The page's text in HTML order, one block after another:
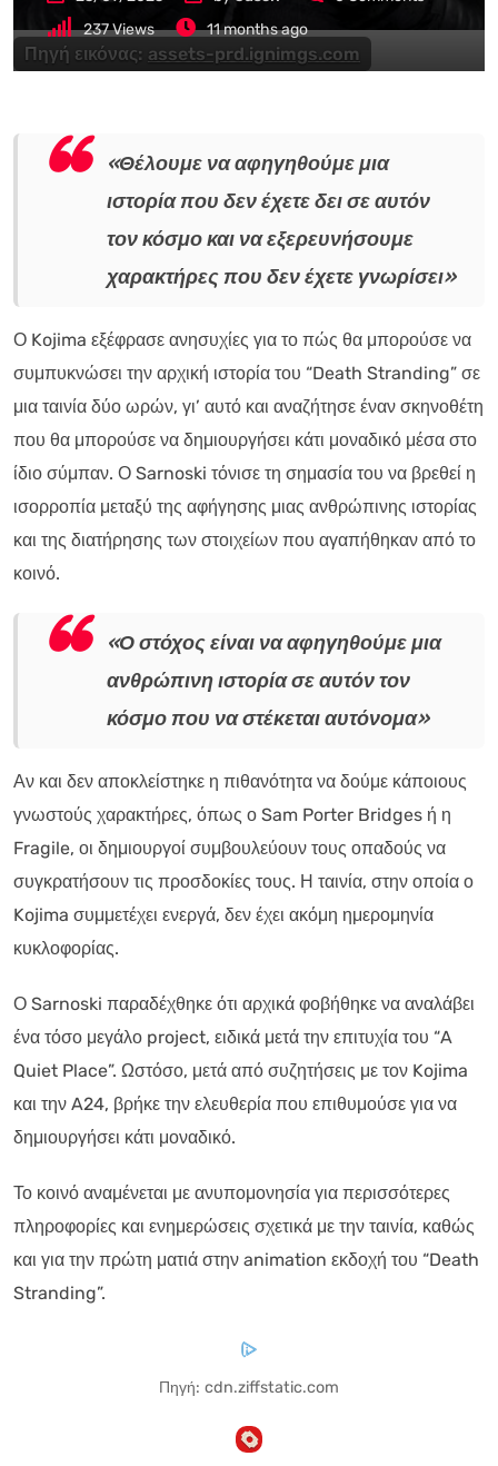
Πηγή εικόνας: assets-prd.ignimgs.com
237Views 11 months ago
«Θέλουμε να αφηγηθούμε μια
ιστορία που δεν έχετε δει σε αυτόν
τον κόσμο και να εξερευνήσουμε
χαρακτήρες που δεν έχετε γνωρίσει»
Ο Kojima εξέφρασε ανησυχίες για το πώς θα μπορούσε να
συμπυκνώσει την αρχική ιστορία του “Death Stranding” σε
μια ταινία δύο ωρών, γι’ αυτό και αναζήτησε έναν σκηνοθέτη
που θα μπορούσε να δημιουργήσει κάτι μοναδικό μέσα στο
ίδιο σύμπαν. Ο Sarnoski τόνισε τη σημασία του να βρεθεί η
ισορροπία μεταξύ της αφήγησης μιας ανθρώπινης ιστορίας
και της διατήρησης των στοιχείων που αγαπήθηκαν από το
κοινό.
«Ο στόχος είναι να αφηγηθούμε μια
ανθρώπινη ιστορία σε αυτόν τον
κόσμο που να στέκεται αυτόνομα»
Αν και δεν αποκλείστηκε η πιθανότητα να δούμε κάποιους
γνωστούς χαρακτήρες, όπως ο Sam Porter Bridges ή η
Fragile, οι δημιουργοί συμβουλεύουν τους οπαδούς να
συγκρατήσουν τις προσδοκίες τους. Η ταινία, στην οποία ο
Kojima συμμετέχει ενεργά, δεν έχει ακόμη ημερομηνία
κυκλοφορίας.
Ο Sarnoski παραδέχθηκε ότι αρχικά φοβήθηκε να αναλάβει
ένα τόσο μεγάλο project, ειδικά μετά την επιτυχία του “A
Quiet Place”. Ωστόσο, μετά από συζητήσεις με τον Kojima
και την A24, βρήκε την ελευθερία που επιθυμούσε για να
δημιουργήσει κάτι μοναδικό.
Το κοινό αναμένεται με ανυπομονησία για περισσότερες
πληροφορίες και ενημερώσεις σχετικά με την ταινία, καθώς
και για την πρώτη ματιά στην animation εκδοχή του “Death
Stranding”.
Πηγή: cdn.ziffstatic.com